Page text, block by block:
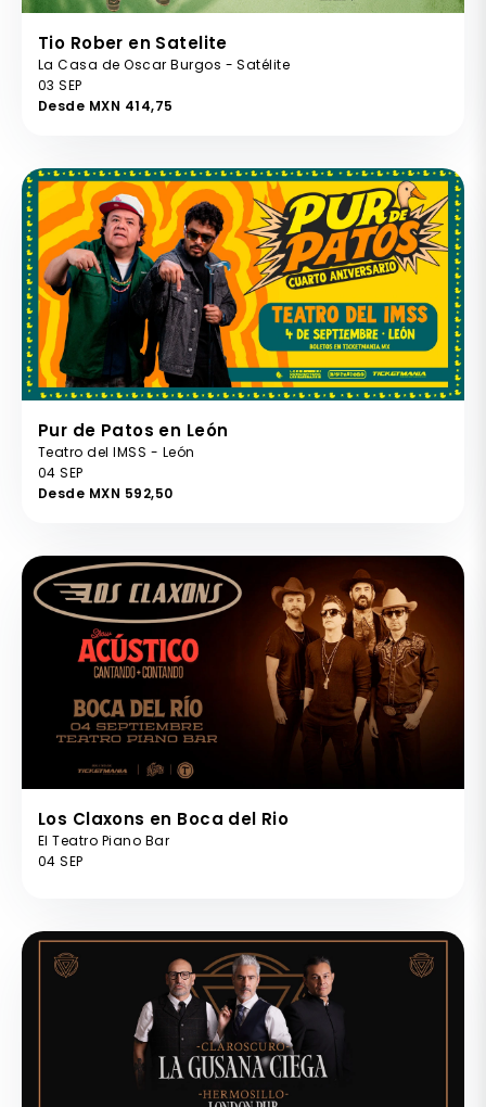
Tio Rober en Satelite
La Casa de Oscar Burgos - Satélite
03 SEP
Desde MXN 414,75
Pur de Patos en León
Teatro del IMSS - León
04 SEP
Desde MXN 592,50
Los Claxons en Boca del Rio
El Teatro Piano Bar
04 SEP